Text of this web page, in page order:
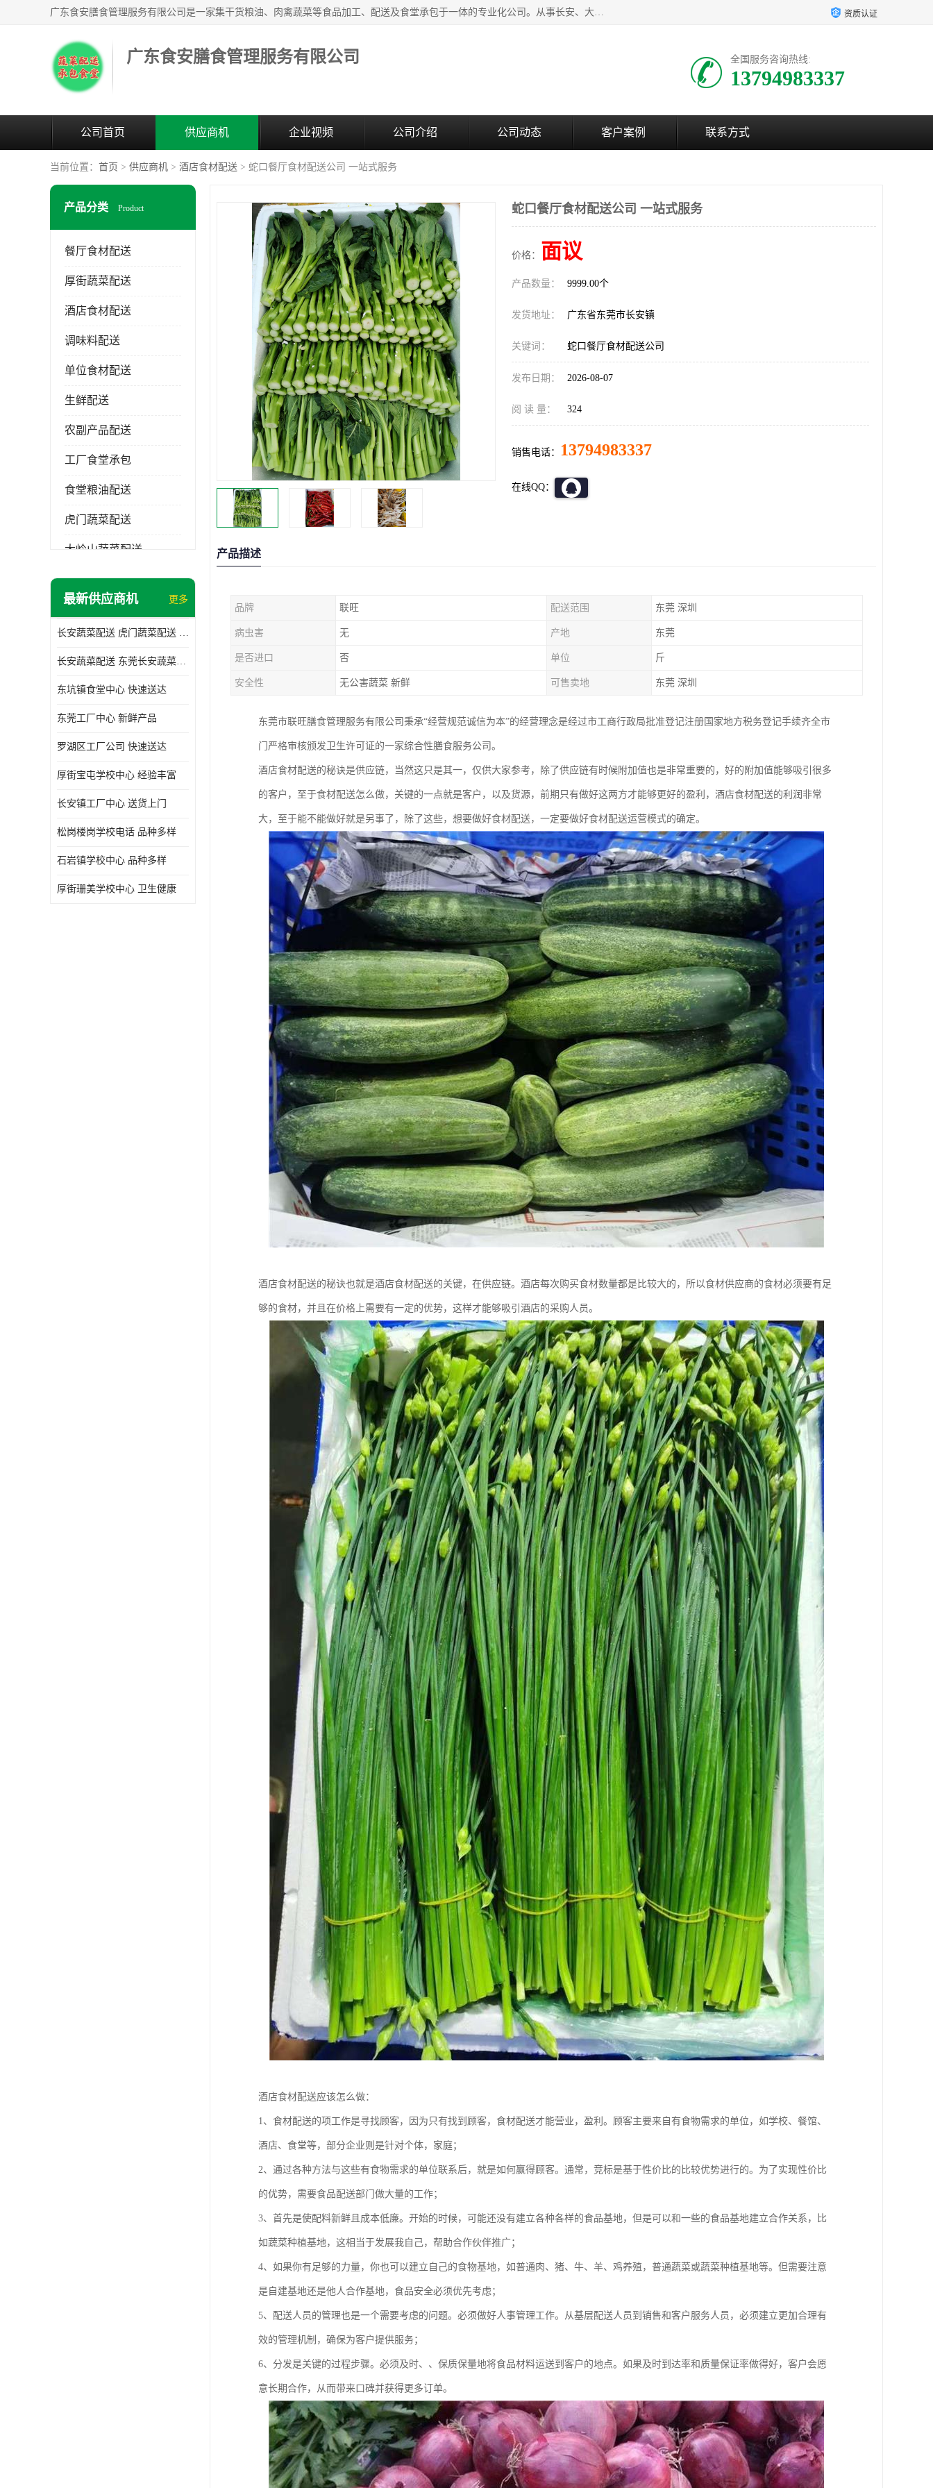
广东食安膳食管理服务有限公司是一家集干货粮油、肉禽蔬菜等食品加工、配送及食堂承包于一体的专业化公司。从事长安、大朗、大岭山、厚街、虎门等地区的蔬菜配送服务。 专业的服务队伍，以及完善的服务机制，经过多年的努力拼搏，赢得了广大客户的信赖和支持。 资质认证
广东食安膳食管理服务有限公司 全国服务咨询热线:
13794983337
公司首页 供应商机 企业视频 公司介绍 公司动态 客户案例 联系方式
当前位置： 首页 > 供应商机 > 酒店食材配送 > 蛇口餐厅食材配送公司 一站式服务
产品分类 Product
餐厅食材配送
厚街蔬菜配送
酒店食材配送
调味料配送
单位食材配送
生鲜配送
农副产品配送
工厂食堂承包
食堂粮油配送
虎门蔬菜配送
大岭山蔬菜配送
长安蔬菜配送
最新供应商机 更多
长安蔬菜配送 虎门蔬菜配送 厚街蔬菜配送 大朗蔬菜配送
长安蔬菜配送 东莞长安蔬菜配送哪家好
东坑镇食堂中心 快速送达
东莞工厂中心 新鲜产品
罗湖区工厂公司 快速送达
厚街宝屯学校中心 经验丰富
长安镇工厂中心 送货上门
松岗楼岗学校电话 品种多样
石岩镇学校中心 品种多样
厚街珊美学校中心 卫生健康
蛇口餐厅食材配送公司 一站式服务
价格： 面议
产品数量： 9999.00个
发货地址： 广东省东莞市长安镇
关键词： 蛇口餐厅食材配送公司
发布日期： 2026-08-07
阅 读 量： 324
销售电话： 13794983337
在线QQ：
产品描述
品牌 联旺 配送范围 东莞 深圳
病虫害 无 产地 东莞
是否进口 否 单位 斤
安全性 无公害蔬菜 新鲜 可售卖地 东莞 深圳
东莞市联旺膳食管理服务有限公司秉承“经营规范诚信为本”的经营理念是经过市工商行政局批准登记注册国家地方税务登记手续齐全市
门严格审核颁发卫生许可证的一家综合性膳食服务公司。
酒店食材配送的秘诀是供应链，当然这只是其一，仅供大家参考，除了供应链有时候附加值也是非常重要的，好的附加值能够吸引很多
的客户，至于食材配送怎么做，关键的一点就是客户，以及货源，前期只有做好这两方才能够更好的盈利，酒店食材配送的利润非常
大，至于能不能做好就是另事了，除了这些，想要做好食材配送，一定要做好食材配送运营模式的确定。
酒店食材配送的秘诀也就是酒店食材配送的关键，在供应链。酒店每次购买食材数量都是比较大的，所以食材供应商的食材必须要有足
够的食材，并且在价格上需要有一定的优势，这样才能够吸引酒店的采购人员。
酒店食材配送应该怎么做：
1、食材配送的项工作是寻找顾客，因为只有找到顾客，食材配送才能营业，盈利。顾客主要来自有食物需求的单位，如学校、餐馆、
酒店、食堂等，部分企业则是针对个体，家庭；
2、通过各种方法与这些有食物需求的单位联系后，就是如何赢得顾客。通常，竞标是基于性价比的比较优势进行的。为了实现性价比
的优势，需要食品配送部门做大量的工作；
3、首先是使配料新鲜且成本低廉。开始的时候，可能还没有建立各种各样的食品基地，但是可以和一些的食品基地建立合作关系，比
如蔬菜种植基地，这相当于发展我自己，帮助合作伙伴推广；
4、如果你有足够的力量，你也可以建立自己的食物基地，如普通肉、猪、牛、羊、鸡养殖，普通蔬菜或蔬菜种植基地等。但需要注意
是自建基地还是他人合作基地，食品安全必须优先考虑；
5、配送人员的管理也是一个需要考虑的问题。必须做好人事管理工作。从基层配送人员到销售和客户服务人员，必须建立更加合理有
效的管理机制，确保为客户提供服务；
6、分发是关键的过程步骤。必须及时、、保质保量地将食品材料运送到客户的地点。如果及时到达率和质量保证率做得好，客户会愿
意长期合作，从而带来口碑并获得更多订单。